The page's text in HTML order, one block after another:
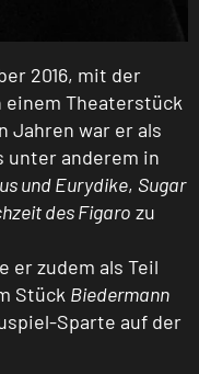
2016, mit der
einem Theaterstück
Jahren war er als
unter anderem in
und Eurydike, Sugar
des Figaro zu
er zudem als Teil
Stück Biedermann
Sparte auf der